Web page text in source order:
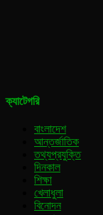
ক্যাটেগরি
বাংলাদেশ
আন্তর্জাতিক
তথ্যপ্রযুক্তি
দিনকাল
শিক্ষা
খেলাধুলা
বিনোদন